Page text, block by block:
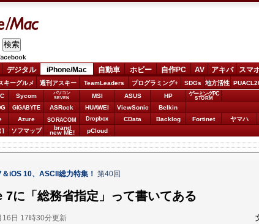
デジタル iPhone/Mac 自動車 ホビー 自作PC AV アキバ スマ
キーグルメ 週刊アスキー TeamLeaders プログラミング+ SDGs 地方活性
Sycom
パソコン
SEVEN
MSI ASUS HP ゲーミングPC
STORM
GIGABYTE ASRock HUAWEI ViewSonic Belkin
Azure SORACOM Dropbox CData Backlog Fortinet ヤマハ
ソフマップ brand
new ME! pCloud
iOS 10、ASCII総力特集！ 第40回
7に「総務省指定」って書いてある
16日 17時30分更新